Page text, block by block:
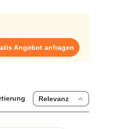
um die Feierlichkeit
and Aways, die Auswahl
stressfrei zu gestalten.
im Leben der Gäste
Werbeartikeln langlebig
Ereignis, das noch
Angebot anfragen
Relevanz